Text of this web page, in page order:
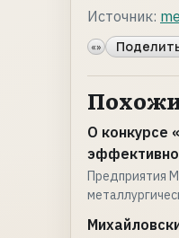
Источник:
«»
О конкурсе
Предприятия